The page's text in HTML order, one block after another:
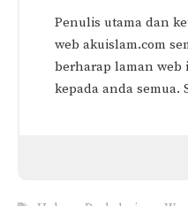
Hukum: Adakah Suami
Berhak Atas Duit Isteri?